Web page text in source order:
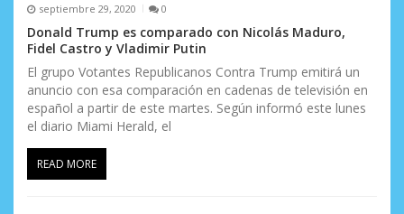
septiembre 29, 2020 0
Donald Trump es comparado con Nicolás Maduro,
Fidel Castro y Vladimir Putin
El grupo Votantes Republicanos Contra Trump emitirá un
anuncio con esa comparación en cadenas de televisión en
español a partir de este martes. Según informó este lunes
el diario Miami Herald, el
READ MORE